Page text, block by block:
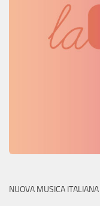
NUOVA MUSICA ITALIANA